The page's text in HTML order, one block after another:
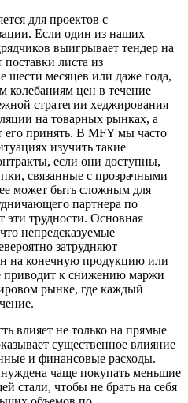
для проектов с
Если один из наших
выигрывает тендер на
поставки листа из
шести месяцев или даже года,
колебаниям цен в течение
стратегии хеджирования
на товарных рынках, а
его принять. В MFY мы часто
изучить такие
если они доступны,
связанные с прозрачными
может быть сложным для
партнера по
эти трудности. Основная
непредсказуемые
затрудняют
на конечную продукцию или
приводит к снижению маржи
рынке, где каждый
влияет не только на прямые
существенное влияние
и финансовые расходы.
чаще покупать меньшие
стали, чтобы не брать на себя